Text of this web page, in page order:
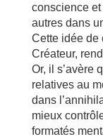
conscience
autres dans
Cette idée de
Créateur,
Or, il s’avère
relatives au
dans
mieux
formatés